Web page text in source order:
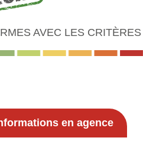
AVEC LES
en agence